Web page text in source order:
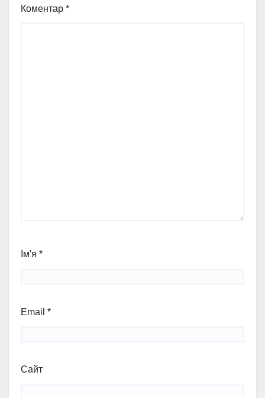
Коментар *
Ім'я *
Email *
Сайт